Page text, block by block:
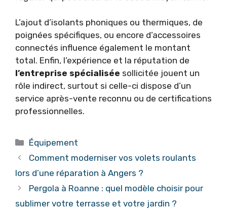
L’ajout d’isolants phoniques ou thermiques, de
poignées spécifiques, ou encore d’accessoires
connectés influence également le montant
total. Enfin, l’expérience et la réputation de
l’entreprise spécialisée sollicitée jouent un
rôle indirect, surtout si celle-ci dispose d’un
service après-vente reconnu ou de certifications
professionnelles.
Catégories
Équipement
Comment moderniser vos volets roulants
lors d’une réparation à Angers ?
Pergola à Roanne : quel modèle choisir pour
sublimer votre terrasse et votre jardin ?